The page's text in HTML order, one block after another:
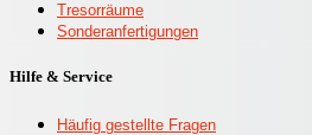
Tresorräume
Sonderanfertigungen
Hilfe & Service
Häufig gestellte Fragen